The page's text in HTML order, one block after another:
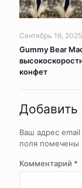
Сентябрь 16, 2025
Gummy Bear
конфет
Добавить
Ваш адрес
поля помечены
Комментарий *